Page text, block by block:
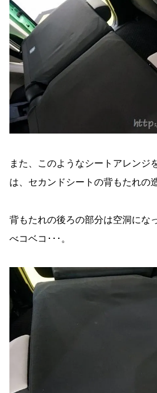
また、このようなシートアレンジ
は、セカンドシートの背もたれの
背もたれの後ろの部分は空洞にな
べコベコ･･･。